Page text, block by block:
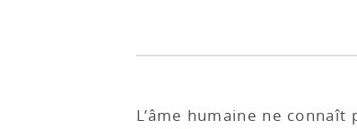
L’âme humaine ne